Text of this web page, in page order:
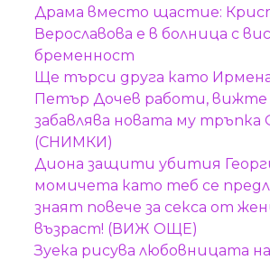
Драма вместо щастие:
Верославова е в болница с
бременност
Ще търси друга като
Петър Дочев работи, вижте
забавлява новата му тръпка
(СНИМКИ)
Диона защити убития
момичета като теб се
знаят повече за секса от
възраст! (ВИЖ ОЩЕ)
Зуека рисува любовницата